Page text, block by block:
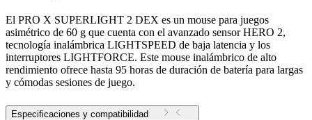
El PRO X SUPERLIGHT 2 DEX es un mouse para juegos
asimétrico de 60 g que cuenta con el avanzado sensor HERO 2,
tecnología inalámbrica LIGHTSPEED de baja latencia y los
interruptores LIGHTFORCE. Este mouse inalámbrico de alto
rendimiento ofrece hasta 95 horas de duración de batería para largas
y cómodas sesiones de juego.
Especificaciones y compatibilidad